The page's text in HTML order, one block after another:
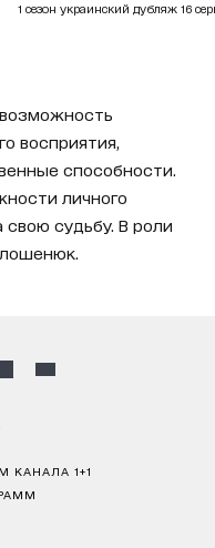
1 сезон украинский дубляж 16
восприятия,
способности.
личного
судьбу. В роли
1+1